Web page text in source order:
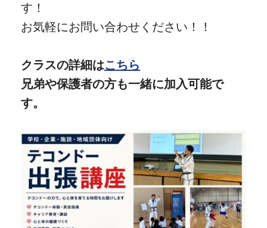
す！
お気軽にお問い合わせください！！
クラスの詳細はこちら
兄弟や保護者の方も一緒に加入可能で
す。